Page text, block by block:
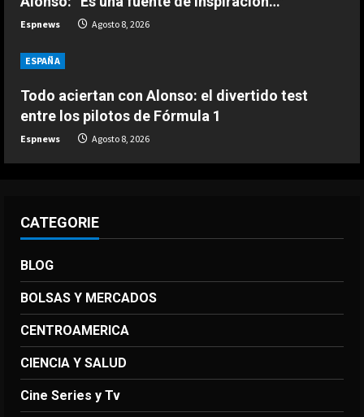
4 Agosto 7, 2026
una discoteca
Agosto 7, 2026
Espnews Agosto 8, 2026
ESPAÑA
Todo aciertan con Alonso: el divertido test
entre los pilotos de Fórmula 1
Espnews Agosto 8, 2026
CATEGORIE
BLOG
BOLSAS Y MERCADOS
CENTROAMERICA
CIENCIA Y SALUD
Cine Series y Tv